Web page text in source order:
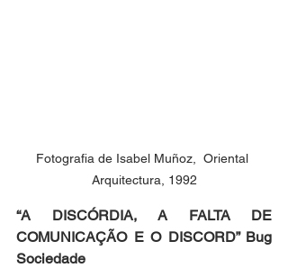
Fotografia de Isabel Muñoz,  Oriental
Arquitectura, 1992
“A DISCÓRDIA, A FALTA DE
COMUNICAÇÃO E O DISCORD” Bug
Sociedade